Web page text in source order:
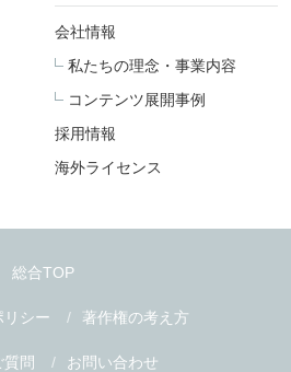
会社情報
私たちの理念・事業内容
コンテンツ展開事例
採用情報
海外ライセンス
総合TOP
リシー 著作権の考え方
質問 お問い合わせ